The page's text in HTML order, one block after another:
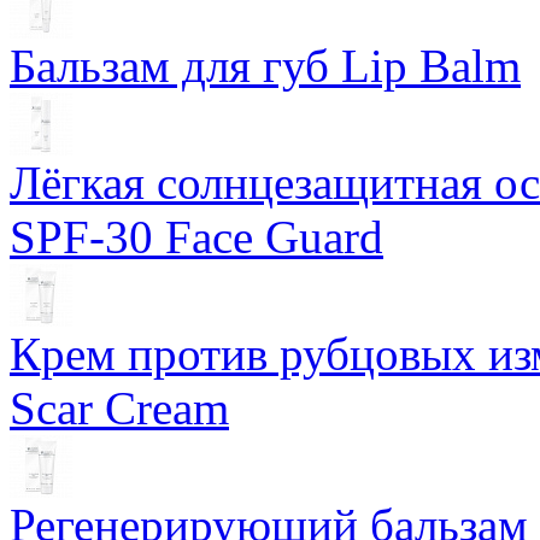
Бальзам для губ Lip Balm
Лёгкая солнцезащитная
SPF-30 Face Guard
Крем против рубцовых
Scar Cream
Регенерирующий